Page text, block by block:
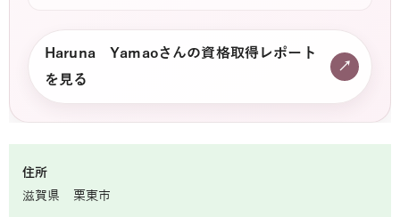
Haruna Yamaoさんの資格取得レポート
を見る
↗
住所
滋賀県 栗東市